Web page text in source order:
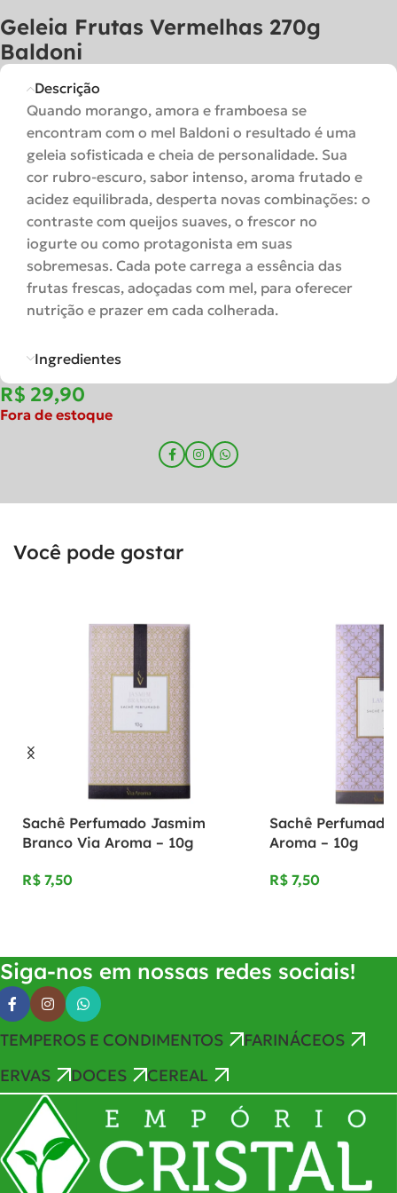
Geleia Frutas Vermelhas 270g
Baldoni
Descrição
Quando morango, amora e framboesa se
encontram com o mel Baldoni o resultado é uma
geleia sofisticada e cheia de personalidade. Sua
cor rubro-escuro, sabor intenso, aroma frutado e
acidez equilibrada, desperta novas combinações: o
contraste com queijos suaves, o frescor no
iogurte ou como protagonista em suas
sobremesas. Cada pote carrega a essência das
frutas frescas, adoçadas com mel, para oferecer
nutrição e prazer em cada colherada.
Ingredientes
R$
Fora de estoque
Você pode gostar
Sachê Perfumado Jasmim
Branco Via Aroma – 10g
R$
Sachê
Aroma – 10g
R$
Siga-nos em nossas redes sociais!
TEMPEROS E CONDIMENTOS
FARINÁCEOS
ERVAS
DOCES CEREAL